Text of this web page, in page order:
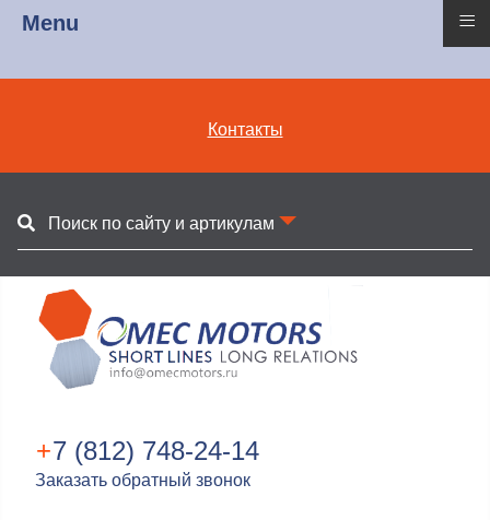
Контакты
Поиск по сайту и артикулам
+7 (812) 748-24-14
Заказать обратный звонок
Menu ≡